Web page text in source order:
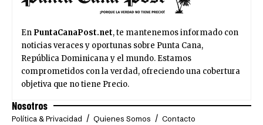
En PuntaCanaPost.net, te mantenemos informado con
noticias veraces y oportunas sobre Punta Cana,
República Dominicana y el mundo. Estamos
comprometidos con la verdad, ofreciendo una cobertura
objetiva que no tiene Precio.
Nosotros
Política & Privacidad Quienes Somos Contacto